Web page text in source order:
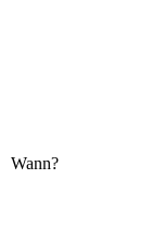
Wann?